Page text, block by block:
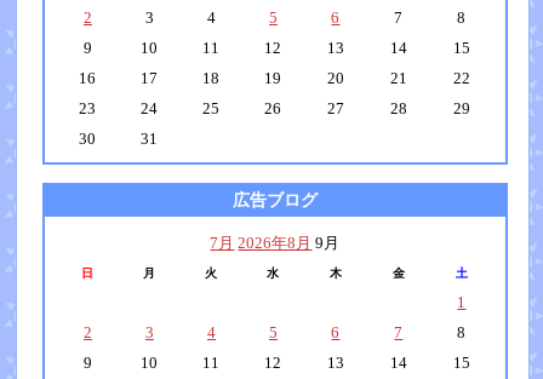
2
3 4 5 6 7
8
9
10 11 12 13 14
15
16
17 18 19 20 21
22
23
24 25 26 27 28
29
30
31
広告ブログ
7月 2026年8月 9月
日 月 火 水 木 金 土
1
2
3 4 5 6 7
8
9
10 11 12 13 14
15